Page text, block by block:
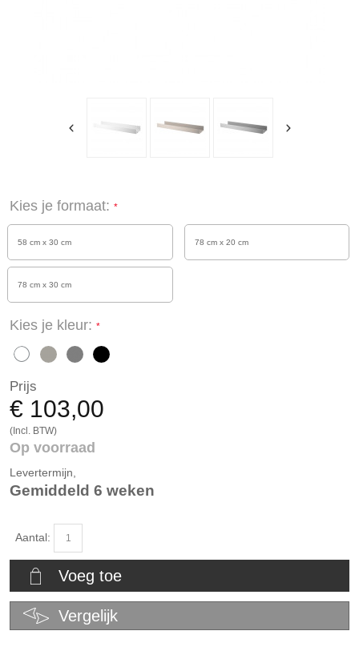
Kies je formaat:
58 cm x 30 cm 78 cm x 20 cm
78 cm x 30 cm
Kies je kleur:
Prijs
€ 103,00
(Incl. BTW)
Op voorraad
Levertermijn,
Gemiddeld 6 weken
Aantal:
Voeg toe
Vergelijk